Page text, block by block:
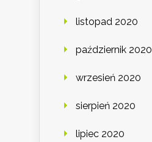
listopad 2020
październik 2020
wrzesień 2020
sierpień 2020
lipiec 2020